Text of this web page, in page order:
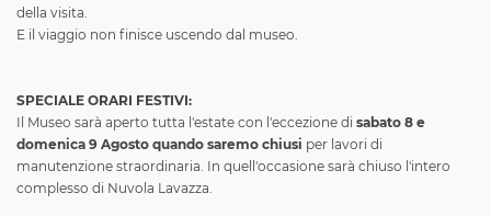
della visita.
E il viaggio non finisce uscendo dal museo.
SPECIALE ORARI FESTIVI:
Il Museo sarà aperto tutta l'estate con l'eccezione di sabato 8 e
domenica 9 Agosto quando saremo chiusi per lavori di
manutenzione straordinaria. In quell'occasione sarà chiuso l'intero
complesso di Nuvola Lavazza.